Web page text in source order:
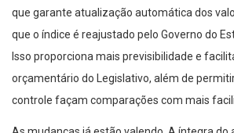
que garante atualização automática dos
que o índice é reajustado pelo Governo do
Isso proporciona mais previsibilidade e
orçamentário do Legislativo, além de
controle façam comparações com mais